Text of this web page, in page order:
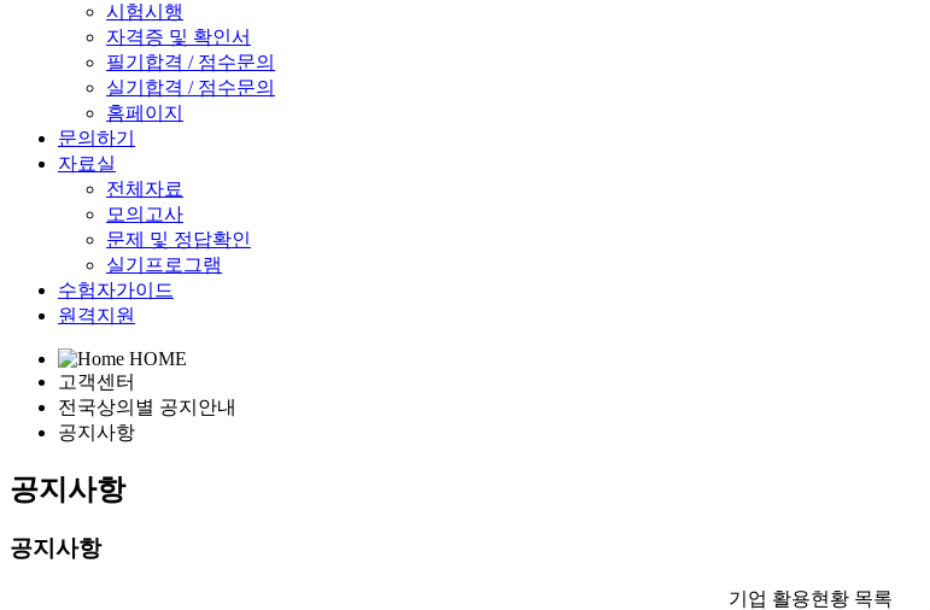
시험시행
자격증 및 확인서
필기합격 / 점수문의
실기합격 / 점수문의
홈페이지
문의하기
자료실
전체자료
모의고사
문제 및 정답확인
실기프로그램
수험자가이드
원격지원
HOME
고객센터
전국상의별 공지안내
공지사항
공지사항
공지사항
기업 활용현황 목록